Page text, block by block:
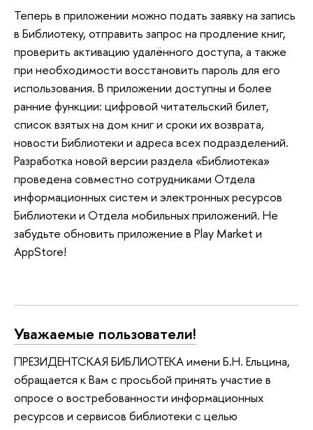
Теперь в приложении можно подать заявку на запись
в Библиотеку, отправить запрос на продление книг,
проверить активацию удалённого доступа, а также
при необходимости восстановить пароль для его
использования. В приложении доступны и более
ранние функции: цифровой читательский билет,
список взятых на дом книг и сроки их возврата,
новости Библиотеки и адреса всех подразделений.
Разработка новой версии раздела «Библиотека»
проведена совместно сотрудниками Отдела
информационных систем и электронных ресурсов
Библиотеки и Отдела мобильных приложений. Не
забудьте обновить приложение в Play Market и
AppStore!
Уважаемые пользователи!
ПРЕЗИДЕНТСКАЯ БИБЛИОТЕКА имени Б.Н. Ельцина,
обращается к Вам с просьбой принять участие в
опросе о востребованности информационных
ресурсов и сервисов библиотеки с целью